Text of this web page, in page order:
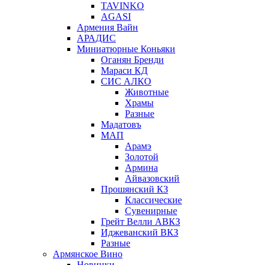
TAVINKO
AGASI
Армения Вайн
АРАДИС
Миниатюрные Коньяки
Оганян Бренди
Мараси КД
СИС АЛКО
Животные
Храмы
Разные
Мадатовъ
МАП
Арамэ
Золотой
Армина
Айвазовский
Прошянский КЗ
Классические
Сувенирные
Грейт Велли АВКЗ
Иджеванский ВКЗ
Разные
Армянское Вино